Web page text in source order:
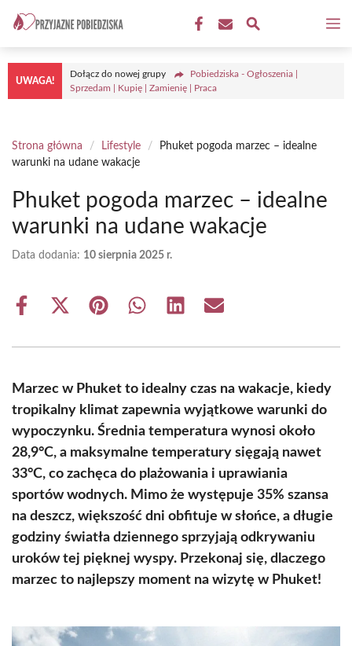
treści
UWAGA!
Dołącz do nowej grupy
Pobiedziska - Ogłoszenia |
Sprzedam | Kupię | Zamienię | Praca
Strona główna / Lifestyle /
Phuket pogoda marzec – idealne
warunki na udane wakacje
Phuket pogoda marzec – idealne
warunki na udane wakacje
Data dodania: 10 sierpnia 2025 r.
Share
Share
(Twitter)
Share Share Share Share
Marzec w Phuket to idealny czas na wakacje, kiedy
tropikalny klimat zapewnia wyjątkowe warunki do
wypoczynku. Średnia temperatura wynosi około
28,9°C, a maksymalne temperatury sięgają nawet
33°C, co zachęca do plażowania i uprawiania
sportów wodnych. Mimo że występuje 35% szansa
na deszcz, większość dni obfituje w słońce, a długie
godziny światła dziennego sprzyjają odkrywaniu
uroków tej pięknej wyspy. Przekonaj się, dlaczego
marzec to najlepszy moment na wizytę w Phuket!